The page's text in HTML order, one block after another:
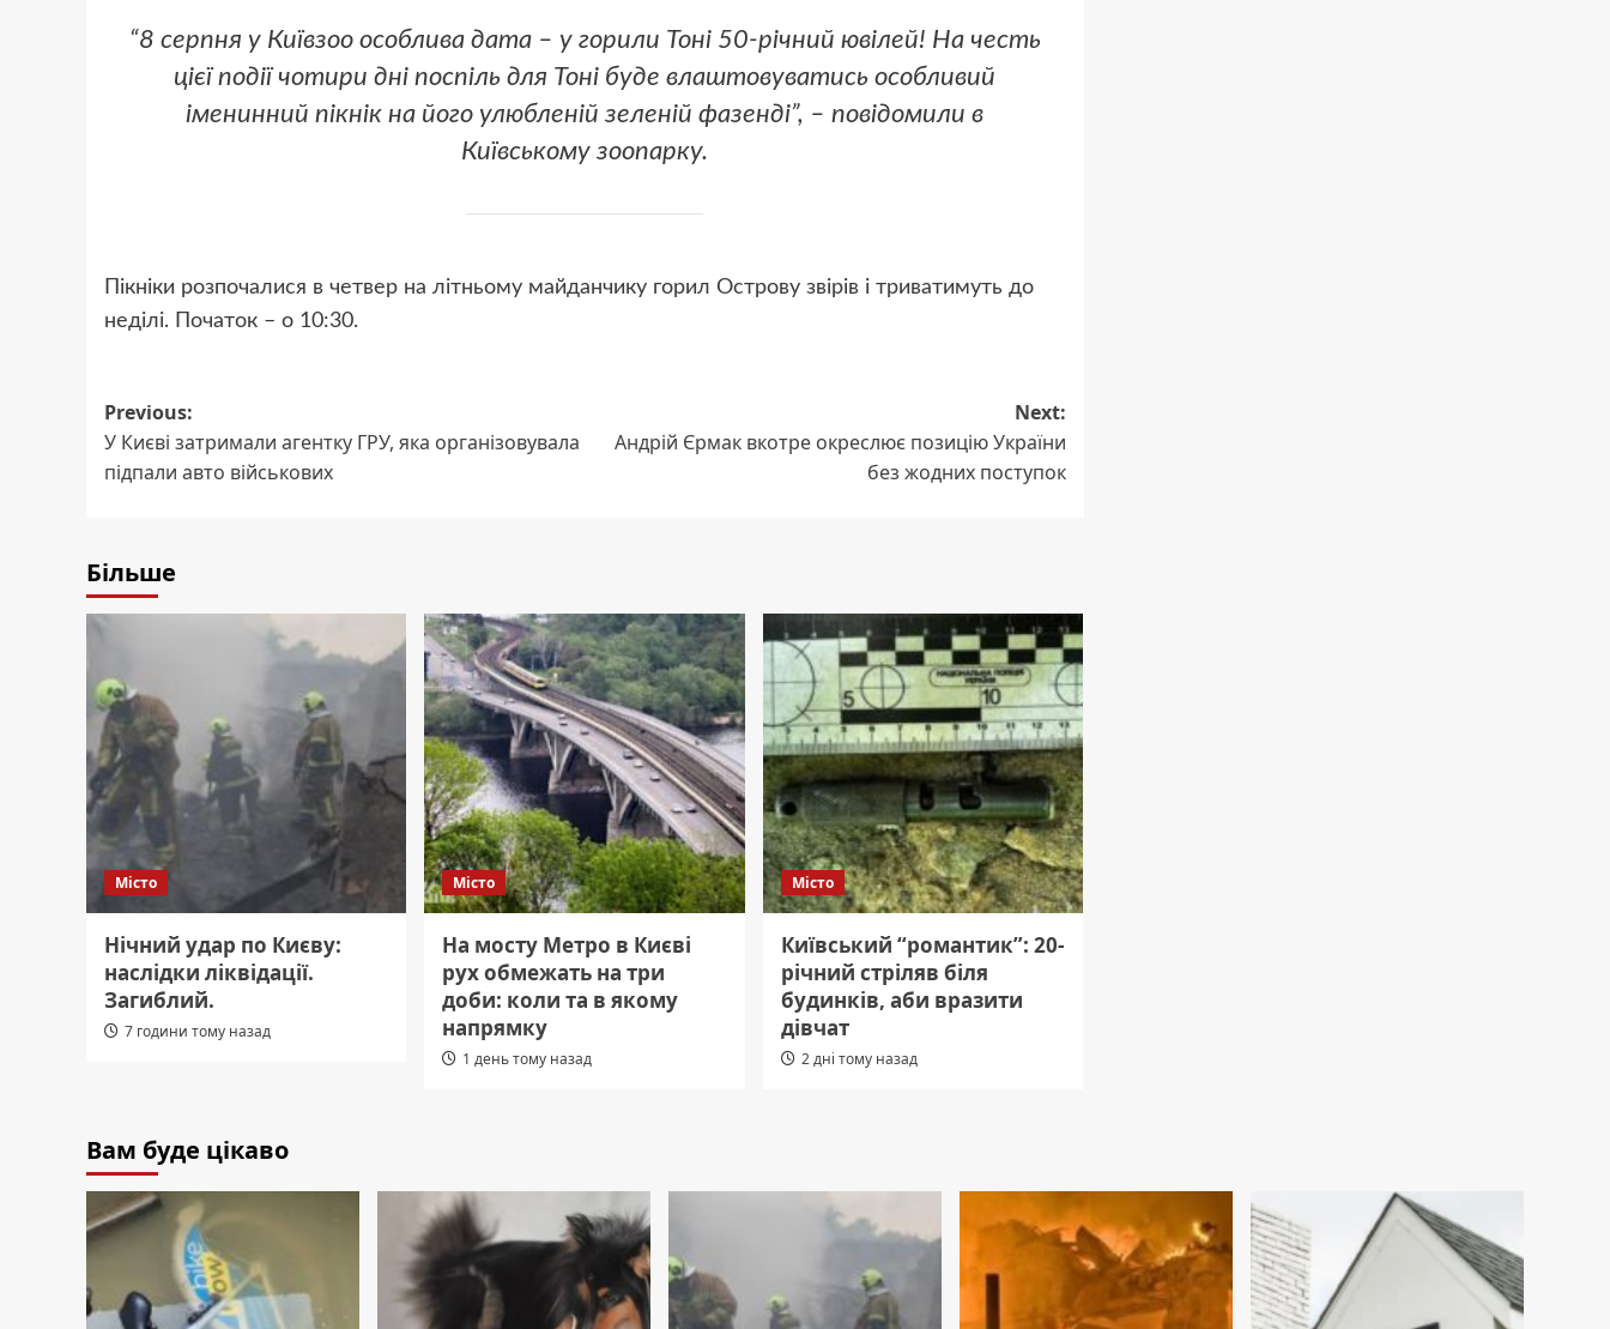
“8 серпня у Київзоо особлива дата – у горили Тоні 50-річний ювілей! На честь
цієї події чотири дні поспіль для Тоні буде влаштовуватись особливий
іменинний пікнік на його улюбленій зеленій фазенді”, – повідомили в
Київському зоопарку.
Пікніки розпочалися в четвер на літньому майданчику горил Острову звірів і триватимуть до
неділі. Початок – о 10:30.
Post
navigation
Previous:
У Києві затримали агентку ГРУ, яка організовувала
підпали авто військових
Next:
Андрій Єрмак вкотре окреслює позицію України
без жодних поступок
Більше
Місто
Нічний удар по Києву:
наслідки ліквідації.
Загиблий.
7 години тому назад
Місто
На мосту Метро в Києві
рух обмежать на три
доби: коли та в якому
напрямку
1 день тому назад
Місто
Київський “романтик”: 20-
річний стріляв біля
будинків, аби вразити
дівчат
2 дні тому назад
Вам буде цікаво